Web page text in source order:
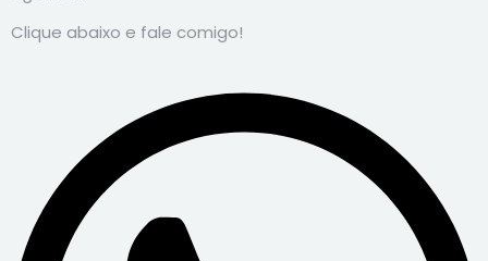
Clique abaixo e fale comigo!